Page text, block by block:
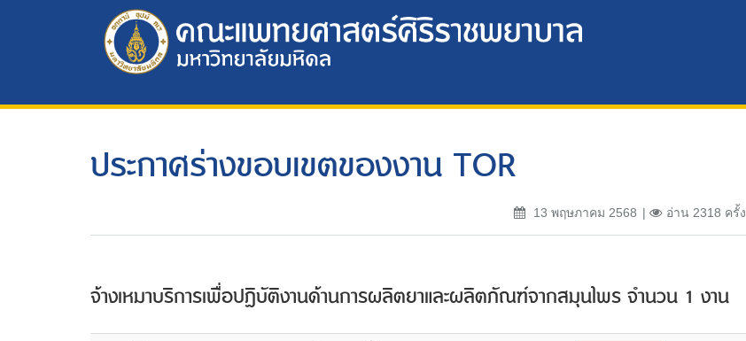
ประกาศร่างขอบเขตของงาน TOR
13 พฤษภาคม 2568 อ่าน 2318 ครั้ง
จ้างเหมาบริการเพื่อปฏิบัติงานด้านการผลิตยาและผลิตภัณฑ์จากสมุนไพร จำนวน 1 งาน